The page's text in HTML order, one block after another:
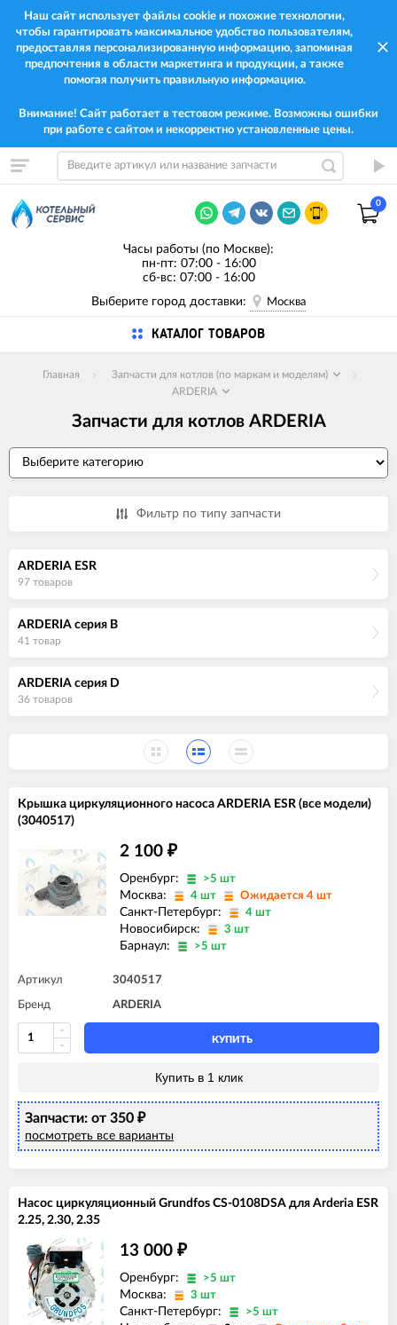
Наш сайт использует файлы cookie и похожие технологии,
чтобы гарантировать максимальное удобство пользователям,
предоставляя персонализированную информацию, запоминая
предпочтения в области маркетинга и продукции, а также
помогая получить правильную информацию.
Внимание! Сайт работает в тестовом режиме. Возможны ошибки
при работе с сайтом и некорректно установленные цены.
0
Часы работы (по Москве):
пн-пт: 07:00 - 16:00
сб-вс: 07:00 - 16:00
Выберите город доставки:
Москва
КАТАЛОГ ТОВАРОВ
Главная
Запчасти для котлов (по маркам и моделям)
ARDERIA
Запчасти для котлов ARDERIA
Фильтр по типу запчасти
ARDERIA ESR
97 товаров
ARDERIA серия B
41 товар
ARDERIA серия D
36 товаров
Крышка циркуляционного насоса ARDERIA ESR (все модели)
(3040517)
2 100 ₽
Оренбург: >5 шт
Москва: 4 шт Ожидается 4 шт
Санкт-Петербург: 4 шт
Новосибирск: 3 шт
Барнаул: >5 шт
Артикул 3040517
Бренд ARDERIA
КУПИТЬ
Купить в 1 клик
Запчасти: от 350 ₽
посмотреть все варианты
Насос циркуляционный Grundfos CS-0108DSA для Arderia ESR
2.25, 2.30, 2.35
13 000 ₽
Оренбург: >5 шт
Москва: 3 шт
Санкт-Петербург: >5 шт